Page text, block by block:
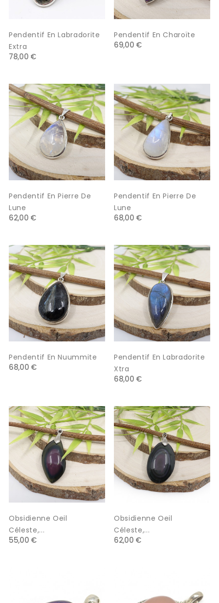
Pendentif En Labradorite
Extra
78,00 €
Pendentif En Charoïte
69,00 €
Pendentif En Pierre De
Lune
62,00 €
Pendentif En Pierre De
Lune
68,00 €
Pendentif En Nuummite
68,00 €
Pendentif En Labradorite
Xtra
68,00 €
Obsidienne Oeil
Céleste,...
55,00 €
Obsidienne Oeil
Céleste,...
62,00 €